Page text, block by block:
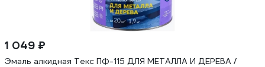
1 049 ₽
Эмаль алкидная Текс ПФ-115 ДЛЯ МЕТАЛЛА И ДЕРЕВА /